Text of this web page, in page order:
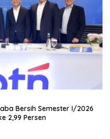
Bersih Semester I/2026
2,99 Persen